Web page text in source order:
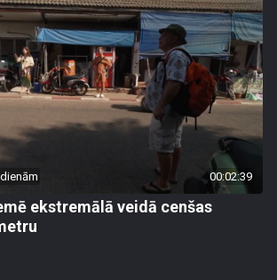
00:02:39
ekstremālā veidā cenšas